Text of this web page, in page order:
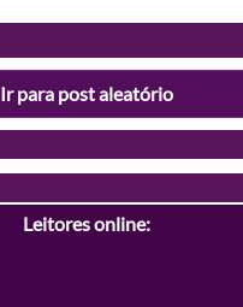
Ir para post aleatório
Leitores online: